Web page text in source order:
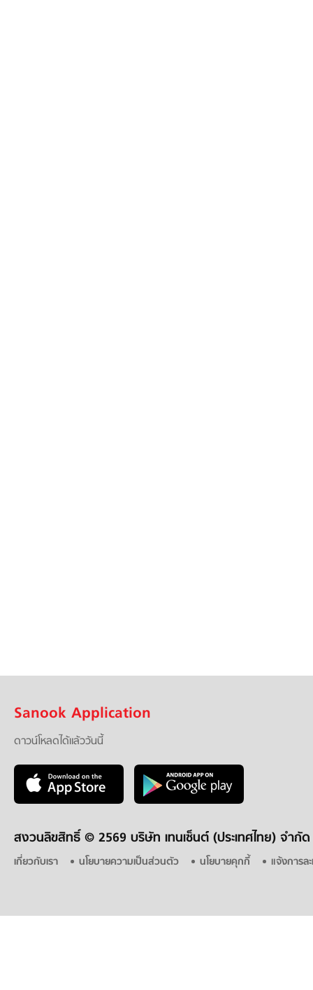
Sanook Application
ดาวน์โหลดได้แล้ววันนี้
สงวนลิขสิทธิ์ © 2569 บริษัท เทนเซ็นต์ (ประเทศไทย) จำกัด
เกี่ยวกับเรา นโยบายความเป็นส่วนตัว นโยบายคุกกี้ แจ้งการล